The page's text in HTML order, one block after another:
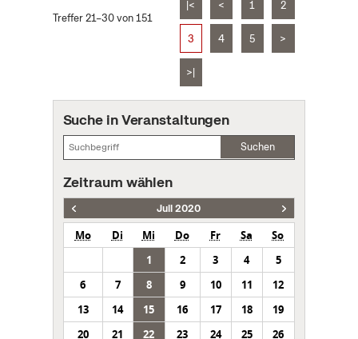
Treffer 21–30 von 151
|< < 1 2
3 4 5 >
>|
Suche in Veranstaltungen
Suchen
Zeitraum wählen
Juli 2020
Mo Di Mi Do Fr Sa
So
1
2 3 4
5
6
7 8 9 10 11
12
13
14 15 16 17 18
19
20
21 22 23 24 25
26